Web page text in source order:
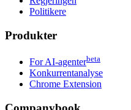
Politikere
Produkter
For AI-agenterbeta
Konkurrentanalyse
Chrome Extension